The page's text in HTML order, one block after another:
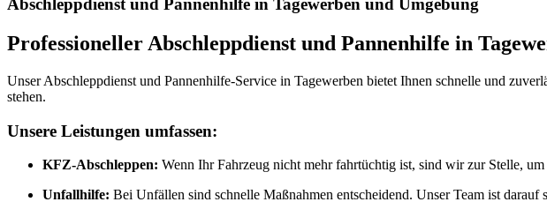
Abschleppdienst und Pannenhilfe in Tagewerben und Umgebung
Professioneller Abschleppdienst und Pannenhilfe in
Unser Abschleppdienst und Pannenhilfe-Service in Tagewerben bietet Ihnen schnelle und
stehen.
Unsere Leistungen umfassen:
KFZ-Abschleppen: Wenn Ihr Fahrzeug nicht mehr fahrtüchtig ist, sind wir zur Stelle,
Unfallhilfe: Bei Unfällen sind schnelle Maßnahmen entscheidend. Unser Team ist